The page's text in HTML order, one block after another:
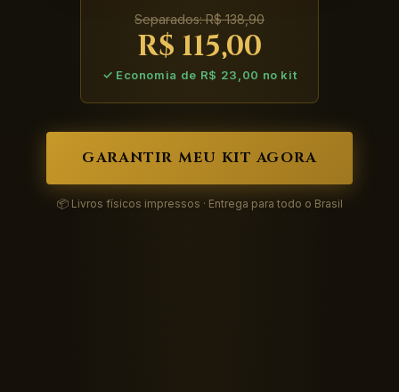
Separados: R$ 138,90
R$ 115,00
✓ Economia de R$ 23,00 no kit
GARANTIR MEU KIT AGORA
📦 Livros físicos impressos · Entrega para todo o Brasil